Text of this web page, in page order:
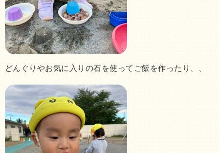
どんぐりやお気に入りの石を使ってご飯を作ったり、、